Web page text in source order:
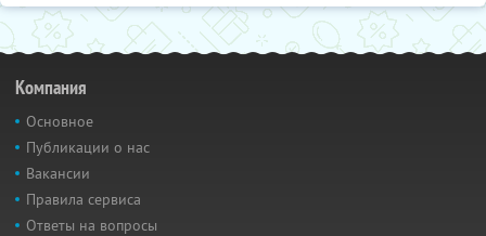
Компания
Основное
Публикации о нас
Вакансии
Правила сервиса
Ответы на вопросы